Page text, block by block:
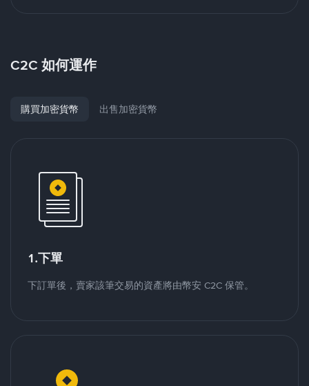
C2C 如何運作
購買加密貨幣 出售加密貨幣
1.下單
下訂單後，賣家該筆交易的資產將由幣安 C2C 保管。